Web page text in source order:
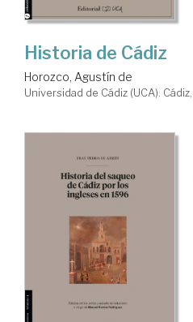
Historia de Cádiz
Horozco, Agustín de
Universidad de Cádiz (UCA).